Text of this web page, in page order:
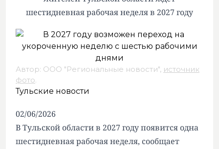
шестидневная рабочая неделя в 2027 году
Автор: ООО "Региональные новости", источник
фото.
Тульские новости
02/06/2026
В Тульской области в 2027 году появится одна
шестидневная рабочая неделя, сообщает